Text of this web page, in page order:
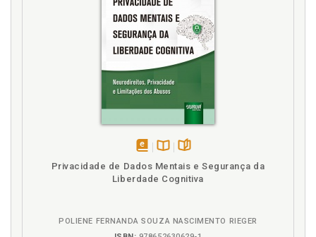
Endividamento das famílias. Impacto da carga
tributária sobre o endividamento das famílias.
Melina Rocha Lukic, p. 167
Equivalente funcional. Matriz de equivalentes
funcionais da falência pessoal no direito brasileiro.
Cássio Cavalli / Rafael Ferreira, p. 113
Falência pessoal. Matriz de equivalentes funcionais
da falência pessoal no direito brasileiro. Cássio
Cavalli / Rafael Ferreira, p. 113
Fernando de Castro Fontainha. O
Saenger Nuñez / Paulo Augusto Franco, p. 71
disponível
em
na
Privacidade de Dados Mentais e Segurança da
Liberdade Cognitiva
POLIENE FERNANDA SOUZA NASCIMENTO RIEGER